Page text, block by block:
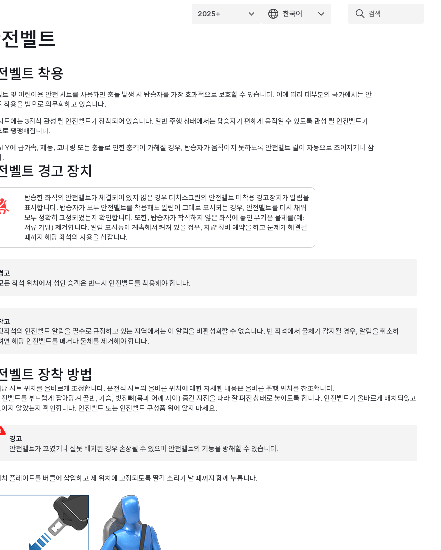
벨트
벨트 착용
트 및 어린이용 안전 시트를 사용하면 충돌 발생 시 탑승자를 가장 효과적으로 보호할 수 있습니다. 이에 따라 대부분의 국가에서는 안
착용을 법으로 의무화하고 있습니다.
트에는 3점식 관성 릴 안전벨트가 장착되어 있습니다. 일반 주행 상태에서는 탑승자가 편하게 움직일 수 있도록 관성 릴 안전벨트가
로 팽팽해집니다.
Y에 급가속, 제동, 코너링 또는 충돌로 인한 충격이 가해질 경우, 탑승자가 움직이지 못하도록 안전벨트 릴이 자동으로 조여지거나 잠
.
벨트 경고 장치
탑승한 좌석의 안전벨트가 체결되어 있지 않은 경우 터치스크린의 안전벨트 미착용 경고장치가 알림을
표시합니다. 탑승자가 모두 안전벨트를 착용해도 알림이 그대로 표시되는 경우, 안전벨트를 다시 채워
모두 정확히 고정되었는지 확인합니다. 또한, 탑승자가 착석하지 않은 좌석에 놓인 무거운 물체를(예:
서류 가방) 제거합니다. 알림 표시등이 계속해서 켜져 있을 경우, 차량 정비 예약을 하고 문제가 해결될
때까지 해당 좌석의 사용을 삼갑니다.
고
든 착석 위치에서 성인 승객은 반드시 안전벨트를 착용해야 합니다.
고
좌석의 안전벨트 알림을 필수로 규정하고 있는 지역에서는 이 알림을 비활성화할 수 없습니다. 빈 좌석에서 물체가 감지될 경우, 알림을 취소하
면 해당 안전벨트를 매거나 물체를 제거해야 합니다.
벨트 장착 방법
당 시트 위치를 올바르게 조정합니다. 운전석 시트의 올바른 위치에 대한 자세한 내용은올바른 주행 위치 를 참조합니다.
전벨트를 부드럽게 잡아당겨 골반, 가슴, 빗장뼈(목과 어깨 사이) 중간 지점을 따라 잘 펴진 상태로 놓이도록 합니다. 안전벹트가 올바르게 배치되었고
이지 않았는지 확인합니다. 안전벨트 또는 안전벨트 구성품 위에 앉지 마세요.
경고
안전벨트가 꼬였거나 잘못 배치된 경우 손상될 수 있으며 안전벨트의 기능을 방해할 수 있습니다.
치 플레이트를 버클에 삽입하고 제 위치에 고정되도록 딸각 소리가 날 때까지 함께 누릅니다.